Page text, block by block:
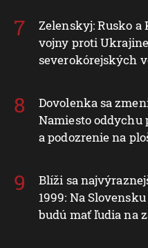
Zelenskyj: Rusko a
vojny proti
severokórejských
Dovolenka sa
Namiesto oddychu
a podozrenie na
Blíži sa
1999: Na
budú mať ľudia na